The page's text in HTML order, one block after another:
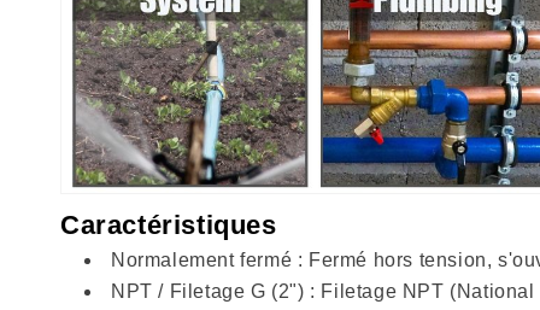
Caractéristiques
Normalement fermé : Fermé hors tension,
NPT / Filetage G (2") : Filetage NPT